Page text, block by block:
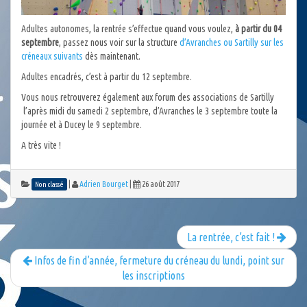
Adultes autonomes, la rentrée s’effectue quand vous voulez, à partir du 04
septembre, passez nous voir sur la structure d’Avranches ou Sartilly sur les
créneaux suivants dès maintenant.
Adultes encadrés, c’est à partir du 12 septembre.
Vous nous retrouverez également aux forum des associations de Sartilly
l’après midi du samedi 2 septembre, d’Avranches le 3 septembre toute la
journée et à Ducey le 9 septembre.
A très vite !
Non classé Adrien Bourget 26 août 2017
La rentrée, c’est fait !
Infos de fin d’année, fermeture du créneau du lundi, point sur
les inscriptions